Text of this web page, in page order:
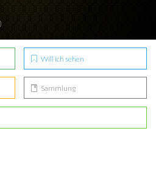
Will ich sehen
Sammlung